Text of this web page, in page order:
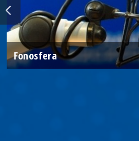
Fonosfera